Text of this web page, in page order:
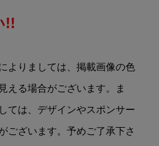
!!
よりましては、掲載画像の色
える場合がございます。ま
ては、デザインやスポンサー
ございます。予めご了承下さ